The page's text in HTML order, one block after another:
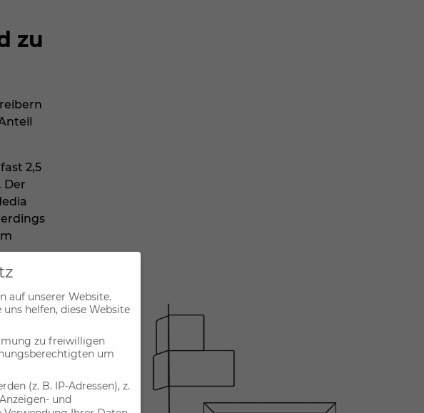
zu
2,5
Der
für
City-
und
auf unserer Website.
helfen, diese Website
zu freiwilligen
um
(z. B. IP-Adressen), z.
und